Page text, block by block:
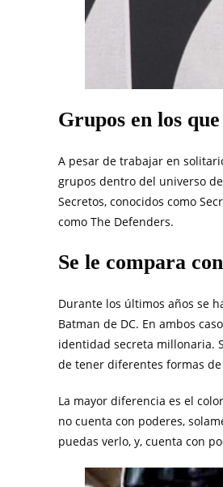
Grupos en los
A pesar de trabajar en
grupos dentro del universo
Secretos, conocidos como
como The Defenders.
Se le compara
Durante los últimos años se
Batman de DC. En ambos
identidad secreta millonaria.
de tener diferentes formas
La mayor diferencia es el
no cuenta con poderes,
puedas verlo, y, cuenta con